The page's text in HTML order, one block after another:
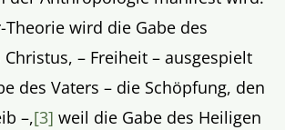
Theorie wird die Gabe des
Christus, – Freiheit – ausgespielt
des Vaters – die Schöpfung, den
–,[3] weil die Gabe des Heiligen